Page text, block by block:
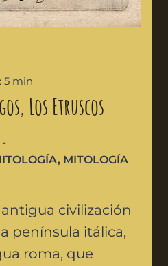
5 min
Los Etruscos
, MITOLOGÍA
antigua civilización
península itálica,
roma, que